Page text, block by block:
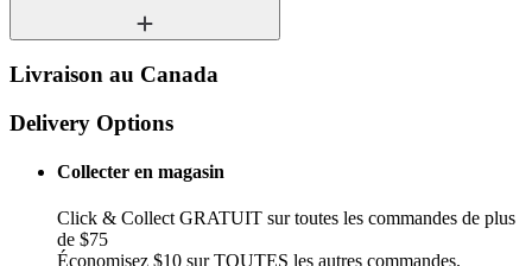
Livraison au Canada
Delivery Options
Collecter en magasin
Click & Collect GRATUIT sur toutes les commandes de plus
de $75
Économisez $10 sur TOUTES les autres commandes.